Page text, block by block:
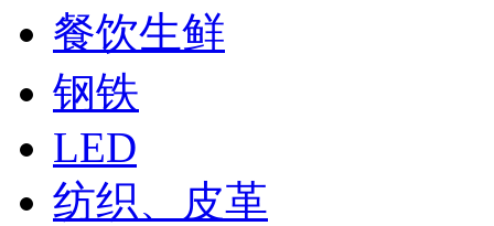
餐饮生鲜
钢铁
LED
纺织、皮革